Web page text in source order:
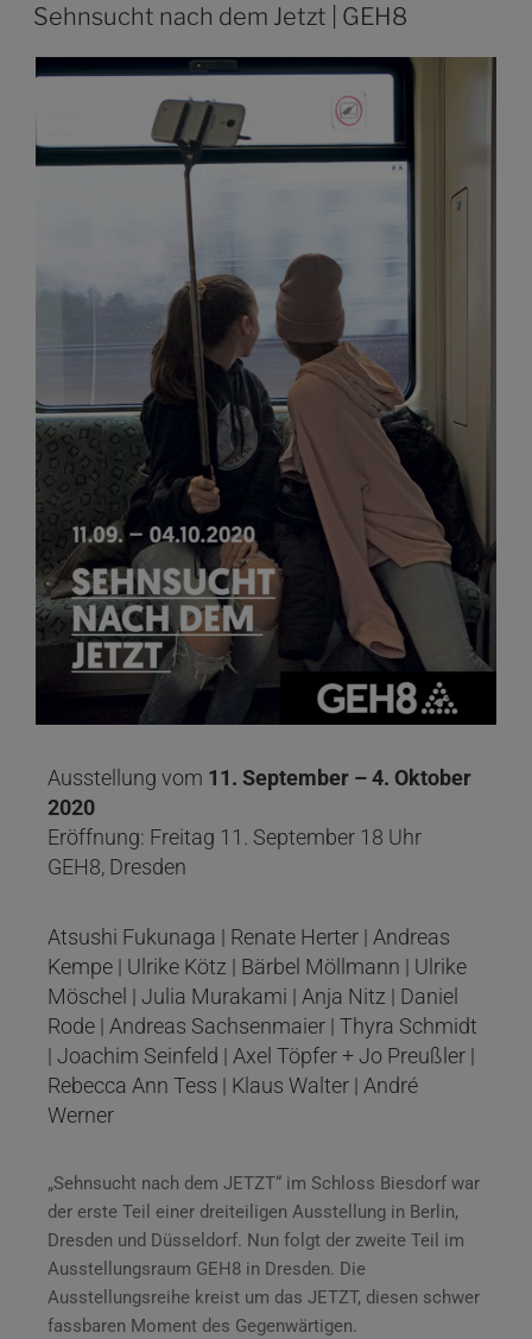
Sehnsucht nach dem Jetzt | GEH8
Ausstellung vom 11. September – 4. Oktober
2020
Eröffnung: Freitag 11. September 18 Uhr
GEH8, Dresden
Atsushi Fukunaga | Renate Herter | Andreas
Kempe | Ulrike Kötz | Bärbel Möllmann | Ulrike
Möschel | Julia Murakami | Anja Nitz | Daniel
Rode | Andreas Sachsenmaier | Thyra Schmidt
| Joachim Seinfeld | Axel Töpfer + Jo Preußler |
Rebecca Ann Tess | Klaus Walter | André
Werner
„Sehnsucht nach dem JETZT“ im Schloss Biesdorf war
der erste Teil einer dreiteiligen Ausstellung in Berlin,
Dresden und Düsseldorf. Nun folgt der zweite Teil im
Ausstellungsraum GEH8 in Dresden. Die
Ausstellungsreihe kreist um das JETZT, diesen schwer
fassbaren Moment des Gegenwärtigen.